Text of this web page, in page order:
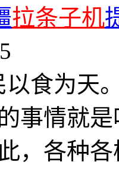
拉条子机
以食为天
事情就
，各种